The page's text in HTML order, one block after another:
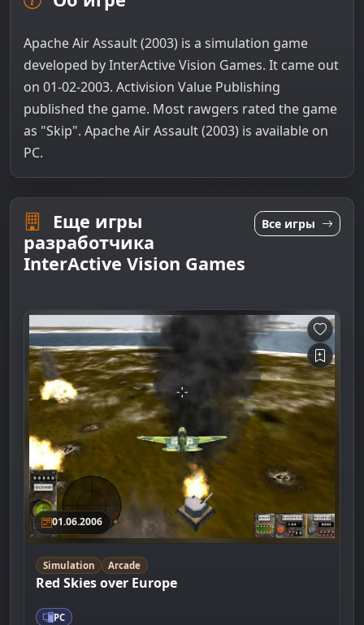
Apache Air Assault (2003) is a simulation game
developed by InterActive Vision Games. It came out
on 01-02-2003. Activision Value Publishing
published the game. Most rawgers rated the game
as "Skip". Apache Air Assault (2003) is available on
PC.
Еще игры
разработчика
InterActive Vision Games
Все игры
01.06.2006
Simulation Arcade
Red Skies over Europe
PC